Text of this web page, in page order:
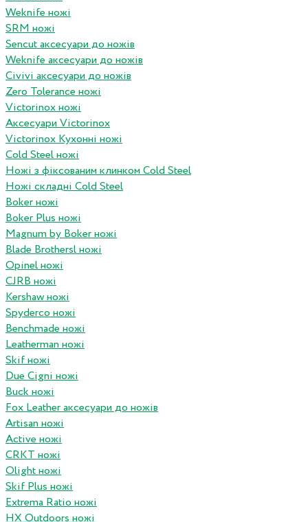
Weknife ножі
SRM ножі
Sencut аксесуари до ножів
Weknife аксесуари до ножів
Civivi аксесуари до ножів
Zero Tolerance ножі
Victorinox ножі
Аксесуари Victorinox
Victorinox Кухонні ножі
Cold Steel ножі
Ножі з фіксованим клинком Cold Steel
Ножі складні Cold Steel
Boker ножі
Boker Plus ножі
Magnum by Boker ножі
Blade Brothersl ножі
Opinel ножі
CJRB ножі
Kershaw ножі
Spyderco ножі
Benchmade ножі
Leatherman ножі
Skif ножі
Due Cigni ножі
Buck ножі
Fox Leather аксесуари до ножів
Artisan ножі
Active ножі
CRKT ножі
Olight ножі
Skif Plus ножі
Extrema Ratio ножі
HX Outdoors ножі